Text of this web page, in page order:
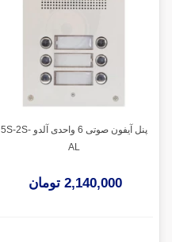
پنل آیفون صوتی 6 واحدی آلدو 5S-2S-
AL
2,140,000 تومان